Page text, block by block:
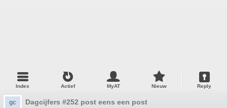
Index Actief MyAT Nieuw Reply
gc Dagcijfers #252 post eens een post